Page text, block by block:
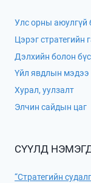
Улс орны аюулгүй
Цэрэг стратегийн
Дэлхийн болон
Үйл явдлын мэдээ
Хурал, уулзалт
Элчин сайдын цаг
СҮҮЛД
“Стратегийн